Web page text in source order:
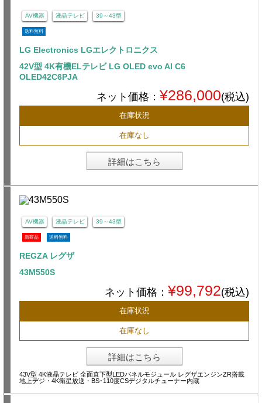
AV機器 液晶テレビ 39～43型
送料無料
LG Electronics LGエレクトロニクス
42V型 4K有機ELテレビ LG OLED evo AI C6
OLED42C6PJA
ネット価格： ¥286,000(税込)
在庫状況
在庫なし
詳細はこちら
AV機器 液晶テレビ 39～43型
新商品 送料無料
REGZA レグザ
43M550S
ネット価格： ¥99,792(税込)
在庫状況
在庫なし
詳細はこちら
43V型 4K液晶テレビ 全面直下型LEDパネルモジュール レグザエンジンZR搭載
地上デジ・4K衛星放送・BS･110度CSデジタルチューナー内蔵